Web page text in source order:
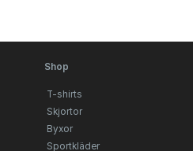
Shop
T-shirts
Skjortor
Byxor
Sportkläder